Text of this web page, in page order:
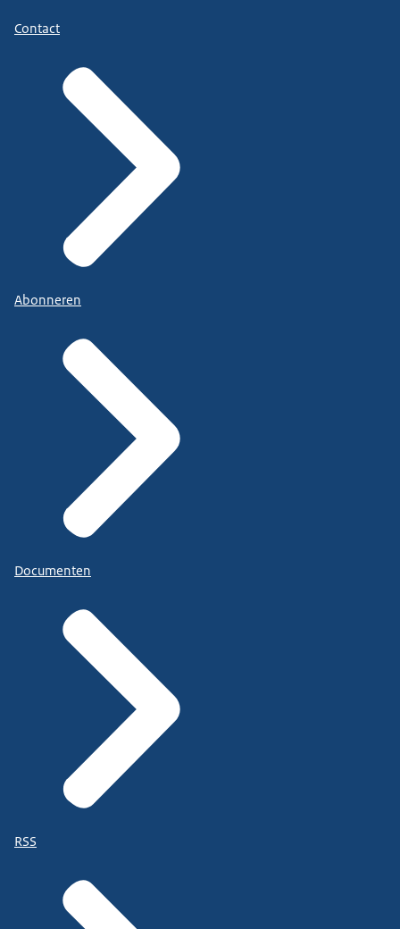
Contact
Abonneren
Documenten
RSS